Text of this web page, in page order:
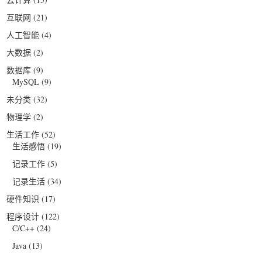
互联网 (21)
人工智能 (4)
大数据 (2)
数据库 (9)
MySQL (9)
未分类 (32)
物理学 (2)
生活工作 (52)
生活感悟 (19)
记录工作 (5)
记录生活 (34)
硬件知识 (17)
程序设计 (122)
C/C++ (24)
Java (13)